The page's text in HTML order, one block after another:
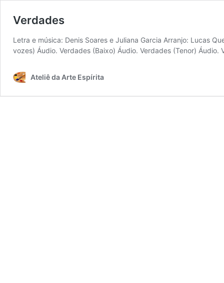
Verdades
Letra e música: Denis Soares e Juliana Garcia Arranjo: Lucas
vozes) Áudio. Verdades (Baixo) Áudio. Verdades (Tenor)
Ateliê da Arte Espírita